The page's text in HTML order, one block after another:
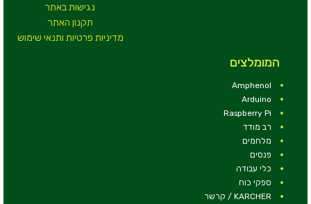
נגישות באתר
תקנון האתר
מדיניות פרטיות ותנאי שימוש
המומלצים
Amphenol
Arduino
Raspberry Pi
רב מודד
מלחמים
פנסים
כלי עבודה
ספקי כוח
KARCHER / קרשר